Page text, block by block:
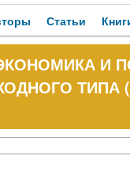
Статьи
И
ТИПА